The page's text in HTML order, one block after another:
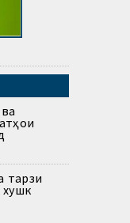
тарзи
хушк